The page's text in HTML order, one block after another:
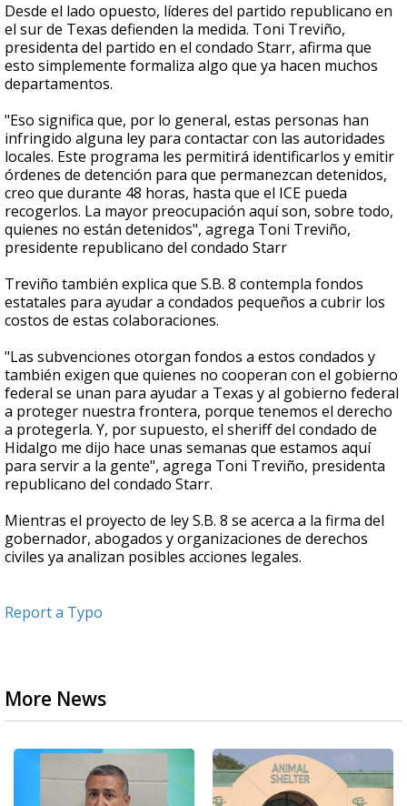
Desde el lado opuesto, líderes del partido republicano en
el sur de Texas defienden la medida. Toni Treviño,
presidenta del partido en el condado Starr, afirma que
esto simplemente formaliza algo que ya hacen muchos
departamentos.
"Eso significa que, por lo general, estas personas han
infringido alguna ley para contactar con las autoridades
locales. Este programa les permitirá identificarlos y emitir
órdenes de detención para que permanezcan detenidos,
creo que durante 48 horas, hasta que el ICE pueda
recogerlos. La mayor preocupación aquí son, sobre todo,
quienes no están detenidos", agrega Toni Treviño,
presidente republicano del condado Starr
Treviño también explica que S.B. 8 contempla fondos
estatales para ayudar a condados pequeños a cubrir los
costos de estas colaboraciones.
"Las subvenciones otorgan fondos a estos condados y
también exigen que quienes no cooperan con el gobierno
federal se unan para ayudar a Texas y al gobierno federal
a proteger nuestra frontera, porque tenemos el derecho
a protegerla. Y, por supuesto, el sheriff del condado de
Hidalgo me dijo hace unas semanas que estamos aquí
para servir a la gente", agrega Toni Treviño, presidenta
republicano del condado Starr.
Mientras el proyecto de ley S.B. 8 se acerca a la firma del
gobernador, abogados y organizaciones de derechos
civiles ya analizan posibles acciones legales.
Report a Typo
More News